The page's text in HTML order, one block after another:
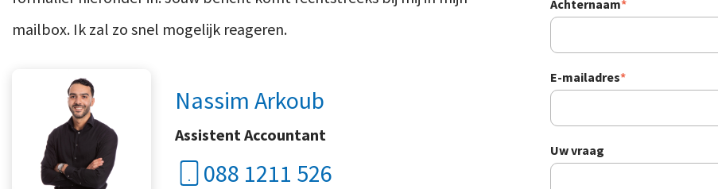
mailbox. Ik zal zo snel mogelijk reageren.
Nassim Arkoub
Assistent Accountant
088 1211 526
Achternaam*
E-mailadres*
Uw vraag